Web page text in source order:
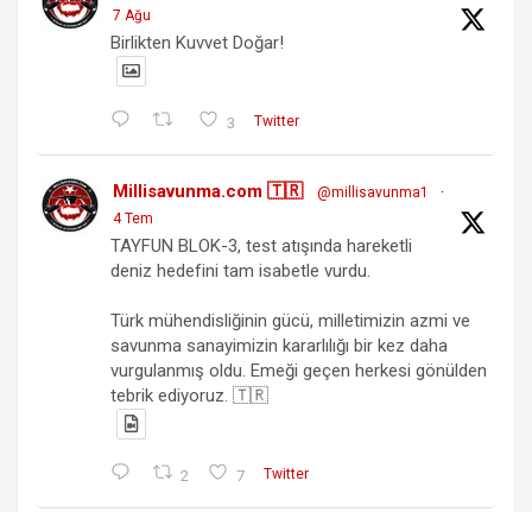
7 Ağu
Birlikten Kuvvet Doğar!
3 Twitter
Millisavunma.com 🇹🇷 @millisavunma1
·
4 Tem
TAYFUN BLOK-3, test atışında hareketli
deniz hedefini tam isabetle vurdu.
Türk mühendisliğinin gücü, milletimizin azmi ve
savunma sanayimizin kararlılığı bir kez daha
vurgulanmış oldu. Emeği geçen herkesi gönülden
tebrik ediyoruz. 🇹🇷
2 7 Twitter